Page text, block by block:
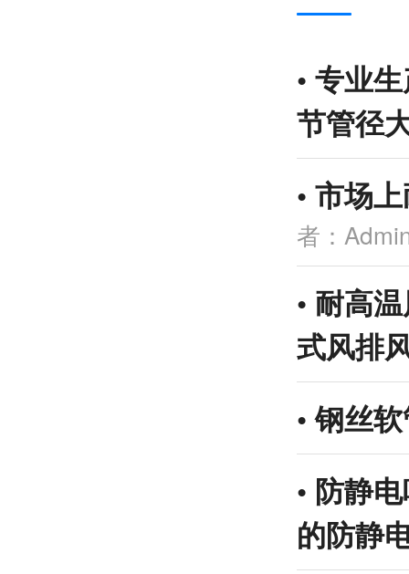
• 专业
节管径
• 市场
者：
• 耐高
式风排
•钢丝
• 防静
的防静